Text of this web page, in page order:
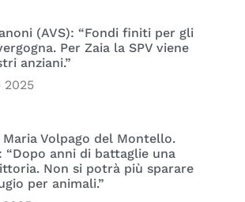
(AVS): “Fondi finiti per gli
Per Zaia la SPV viene
anziani.”
2025
Maria Volpago del Montello.
“Dopo anni di battaglie una
Non si potrà più sparare
per animali.”